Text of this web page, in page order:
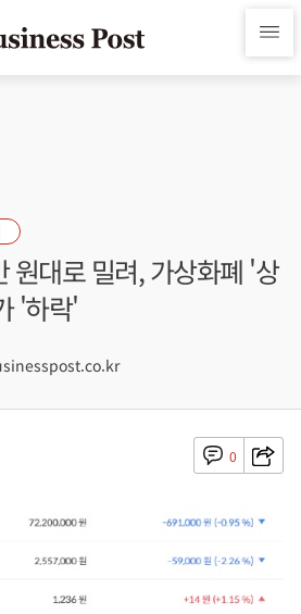
원대로 밀려, 가상화폐 '상
'하락'
0